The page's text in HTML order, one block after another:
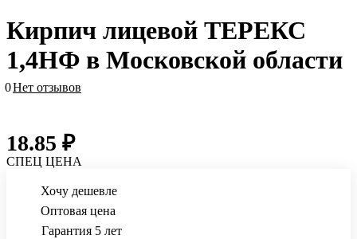
Кирпич лицевой ТЕРЕКС
1,4НФ в Московской области
0Нет отзывов
18.85 ₽
СПЕЦ ЦЕНА
Хочу дешевле
Оптовая цена
Гарантия 5 лет